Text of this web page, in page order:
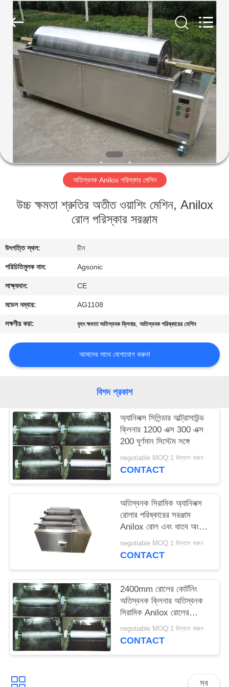
বাড়ি
পণ্য
VR
প্রদর্শন
আমাদের
মান
নিয়ন্ত্রণ
যোগাযোগ
খবর
জন্য
আবেদন
সাইট
ম্যাপ
PRIVACY
POLICY
Sonic
Technology
limited.
Rights
Reserved.
অতিস্বনক Anilox পরিস্কার মেশিন
উচ্চ ক্ষমতা শ্রুতির অতীত ওয়াশিং মেশিন, Anilox
রোল পরিস্কার সরঞ্জাম
উৎপত্তি স্থল: চীন
পরিচিতিমুলক নাম: Agsonic
সাক্ষ্যদান: CE
মডেল নম্বার: AG1108
লক্ষণীয় করা: বৃহৎ ক্ষমতা অতিস্বনক ক্লিনার,অতিস্বনক পরিষ্কারের মেশিন
আমাদের সাথে যোগাযোগ করুন!
বিশদ প্রকাশ
অ্যানিলক্স সিলিন্ডার আল্ট্রাসাউন্ড
ক্লিনার 1200 এক্স 300 এক্স
200 ঘূর্ণমান সিস্টেম সঙ্গে
negotiable MOQ:1 বিন্যাস করুন
CONTACT
অতিস্বনক সিরামিক অ্যানিলক্স
রোলার পরিষ্কারের সরঞ্জাম
Anilox রোল এবং ধাতব অংশ
পরিষ্কার সোনিক স্নান ক্লিনার
negotiable MOQ:1 বিন্যাস করুন
CONTACT
2400mm রোলের কোর্টনিং
অতিস্বনক ক্লিনার অতিস্বনক
সিরামিক Anilox রোলের
পরিস্কার মেশিন
negotiable MOQ:1 বিন্যাস করুন
CONTACT
সব